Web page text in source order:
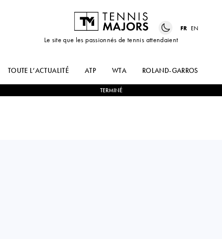
Le site que les passionnés de tennis attendaient
FR EN
TOUTE L’ACTUALITÉ ATP WTA ROLAND-GARROS
TERMINÉ